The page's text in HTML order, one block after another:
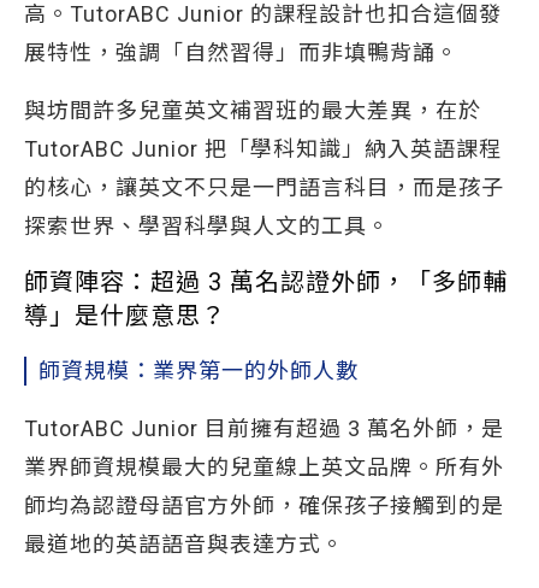
高。TutorABC Junior 的課程設計也扣合這個發
展特性，強調「自然習得」而非填鴨背誦。
與坊間許多兒童英文補習班的最大差異，在於
TutorABC Junior 把「學科知識」納入英語課程
的核心，讓英文不只是一門語言科目，而是孩子
探索世界、學習科學與人文的工具。
師資陣容：超過 3 萬名認證外師，「多師輔
導」是什麼意思？
師資規模：業界第一的外師人數
TutorABC Junior 目前擁有超過 3 萬名外師，是
業界師資規模最大的兒童線上英文品牌。所有外
師均為認證母語官方外師，確保孩子接觸到的是
最道地的英語語音與表達方式。